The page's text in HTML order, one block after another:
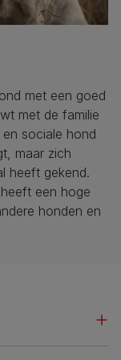
met een goed
met de familie
sociale hond
maar zich
heeft gekend.
een hoge
honden en